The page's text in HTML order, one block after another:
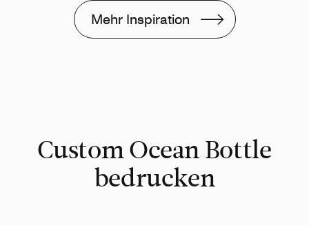
Mehr Inspiration
Custom Ocean Bottle
bedrucken